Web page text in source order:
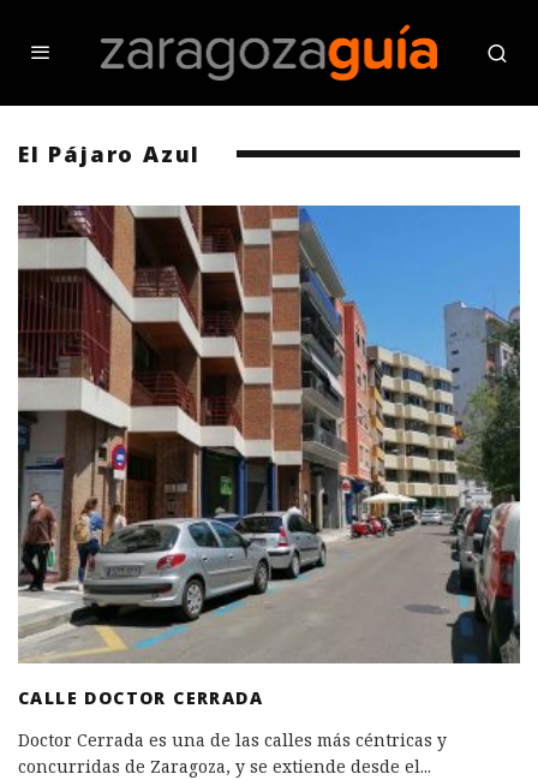
El Pájaro Azul
CALLE DOCTOR CERRADA
Doctor Cerrada es una de las calles más céntricas y
concurridas de Zaragoza, y se extiende desde el...